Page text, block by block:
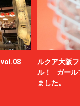
vol.08
ルクア大阪
ル！ ガール
ました。